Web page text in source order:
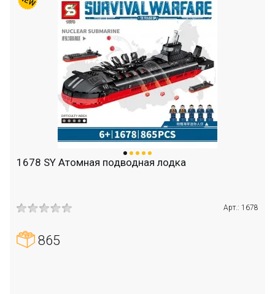
1678 SY Атомная подводная лодка
Арт.: 1678
865